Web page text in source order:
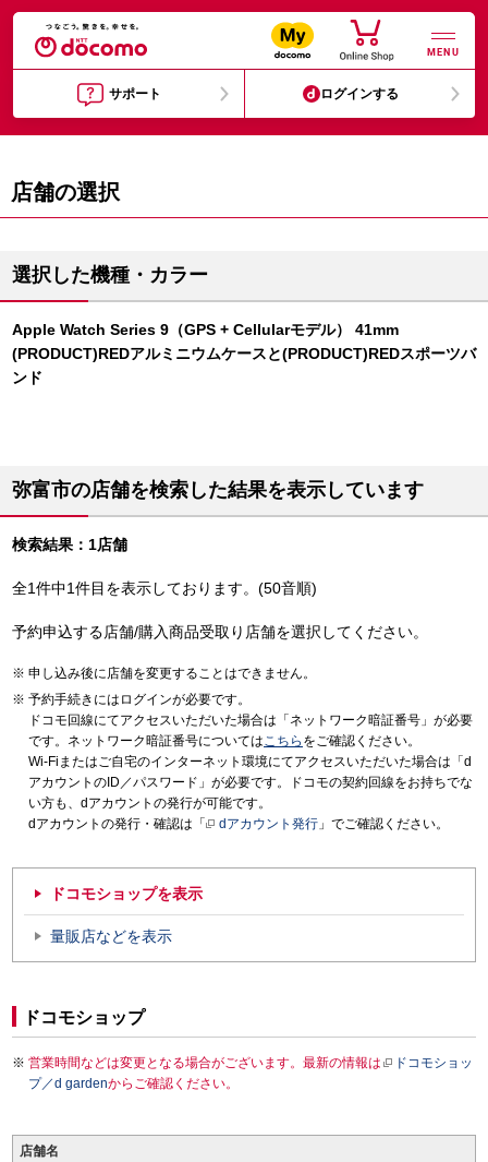
MENU
サポート ログインする
店舗の選択
選択した機種・カラー
Apple Watch Series 9（GPS + Cellularモデル） 41mm
(PRODUCT)REDアルミニウムケースと(PRODUCT)REDスポーツバ
ンド
弥富市の店舗を検索した結果を表示しています
検索結果：1店舗
全1件中1件目を表示しております。(50音順)
予約申込する店舗/購入商品受取り店舗を選択してください。
申し込み後に店舗を変更することはできません。
予約手続きにはログインが必要です。
ドコモ回線にてアクセスいただいた場合は「ネットワーク暗証番号」が必要
です。ネットワーク暗証番号についてはこちら をご確認ください。
Wi-Fiまたはご自宅のインターネット環境にてアクセスいただいた場合は「d
アカウントのID／パスワード」が必要です。ドコモの契約回線をお持ちでな
い方も、dアカウントの発行が可能です。
dアカウントの発行・確認は「
dアカウント発行 」でご確認ください。
ドコモショップを表示
量販店などを表示
ドコモショップ
営業時間などは変更となる場合がございます。最新の情報は
ドコモショッ
プ／d gardenからご確認ください。
店舗名